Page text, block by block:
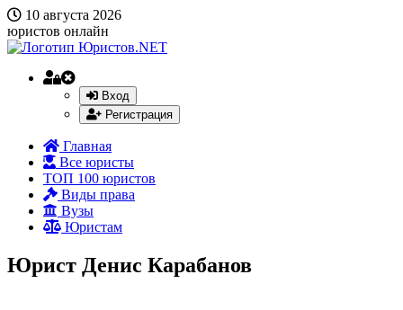
10 августа 2026
юристов онлайн
Вход
Регистрация
Главная
Все юристы
ТОП 100 юристов
Виды права
Вузы
Юристам
Юрист Денис Карабанов